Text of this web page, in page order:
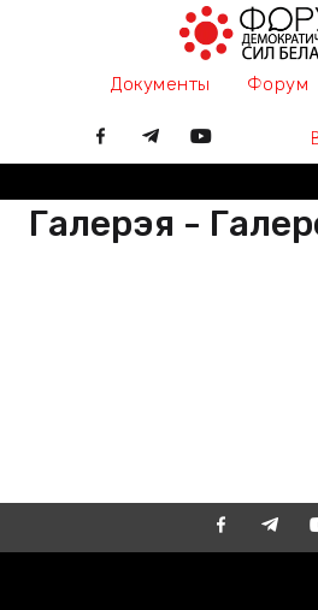
Документы Форум
Галерэя -